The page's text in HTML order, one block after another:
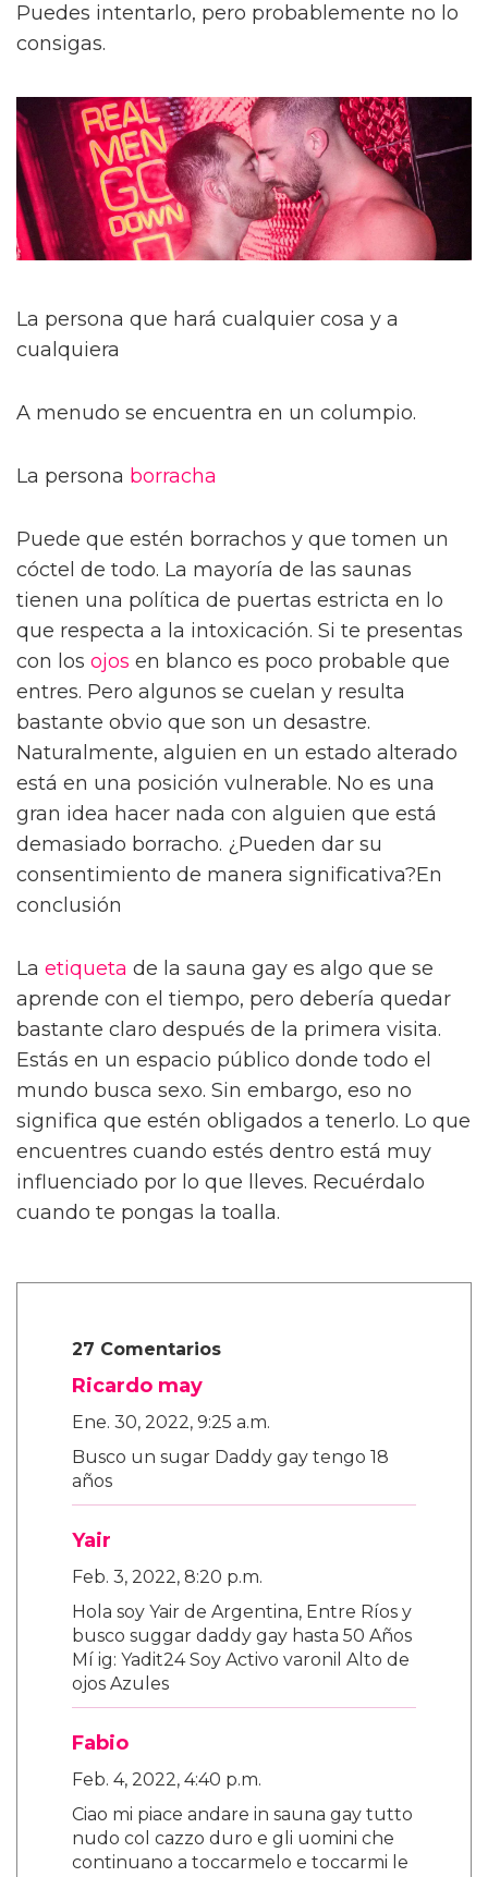
Puedes intentarlo, pero probablemente no lo
consigas.
La persona que hará cualquier cosa y a
cualquiera
A menudo se encuentra en un columpio.
La persona borracha
Puede que estén borrachos y que tomen un
cóctel de todo. La mayoría de las saunas
tienen una política de puertas estricta en lo
que respecta a la intoxicación. Si te presentas
con los ojos en blanco es poco probable que
entres. Pero algunos se cuelan y resulta
bastante obvio que son un desastre.
Naturalmente, alguien en un estado alterado
está en una posición vulnerable. No es una
gran idea hacer nada con alguien que está
demasiado borracho. ¿Pueden dar su
consentimiento de manera significativa?En
conclusión
La etiqueta de la sauna gay es algo que se
aprende con el tiempo, pero debería quedar
bastante claro después de la primera visita.
Estás en un espacio público donde todo el
mundo busca sexo. Sin embargo, eso no
significa que estén obligados a tenerlo. Lo que
encuentres cuando estés dentro está muy
influenciado por lo que lleves. Recuérdalo
cuando te pongas la toalla.
27 Comentarios
Ricardo may
Ene. 30, 2022, 9:25 a.m.
Busco un sugar Daddy gay tengo 18
años
Yair
Feb. 3, 2022, 8:20 p.m.
Hola soy Yair de Argentina, Entre Ríos y
busco suggar daddy gay hasta 50 Años
Mí ig: Yadit24 Soy Activo varonil Alto de
ojos Azules
Fabio
Feb. 4, 2022, 4:40 p.m.
Ciao mi piace andare in sauna gay tutto
nudo col cazzo duro e gli uomini che
continuano a toccarmelo e toccarmi le